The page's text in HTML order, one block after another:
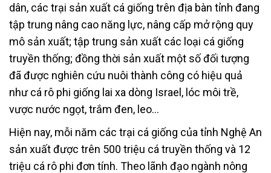
dân, các trại sản xuất cá giống trên địa bàn tỉnh đang
tập trung nâng cao năng lực, nâng cấp mở rộng quy
mô sản xuất; tập trung sản xuất các loại cá giống
truyền thống; đồng thời sản xuất một số đối tượng
đã được nghiên cứu nuôi thành công có hiệu quả
như cá rô phi giống lai xa dòng Israel, lóc môi trề,
vược nước ngọt, trắm đen, leo…
Hiện nay, mỗi năm các trại cá giống của tỉnh Nghệ An
sản xuất được trên 500 triệu cá truyền thống và 12
triệu cá rô phi đơn tính. Theo lãnh đạo ngành nông